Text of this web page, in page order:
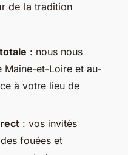
de la tradition
: nous nous
Maine-et-Loire et au-
à votre lieu de
: vos invités
fouées et